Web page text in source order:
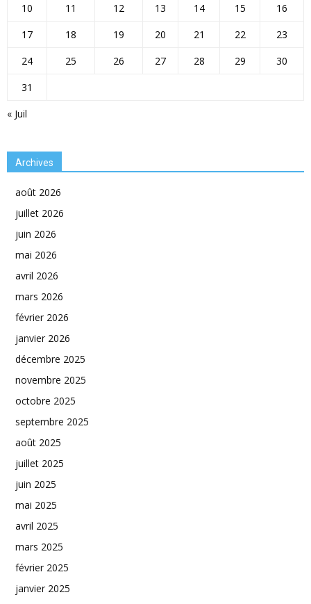
« Juil
10
11 12 13 14 15
16
17
18 19 20 21 22
23
24
25 26 27 28 29
30
31
Archives
août 2026
juillet 2026
juin 2026
mai 2026
avril 2026
mars 2026
février 2026
janvier 2026
décembre 2025
novembre 2025
octobre 2025
septembre 2025
août 2025
juillet 2025
juin 2025
mai 2025
avril 2025
mars 2025
février 2025
janvier 2025